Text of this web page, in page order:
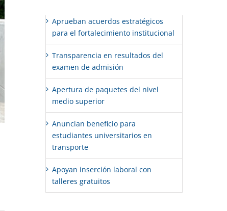
Aprueban acuerdos estratégicos
para el fortalecimiento institucional
Transparencia en resultados del
examen de admisión
Apertura de paquetes del nivel
medio superior
Anuncian beneficio para
estudiantes universitarios en
transporte
Apoyan inserción laboral con
talleres gratuitos